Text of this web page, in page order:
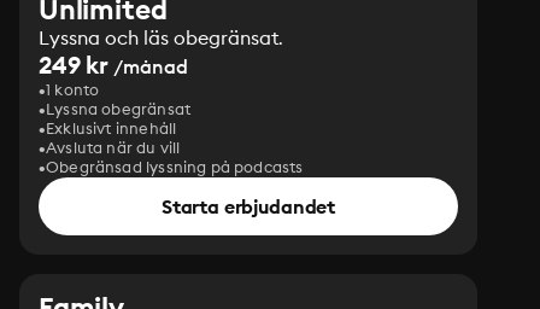
Unlimited
Lyssna och läs obegränsat.
249 kr /månad
1 konto
Lyssna obegränsat
Exklusivt innehåll
Avsluta när du vill
Obegränsad lyssning på podcasts
Starta erbjudandet